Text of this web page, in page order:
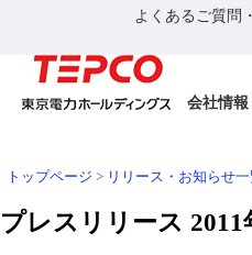
よくあるご質問
会社情報
トップページ > リリース・お知らせ一
プレスリリース 2011